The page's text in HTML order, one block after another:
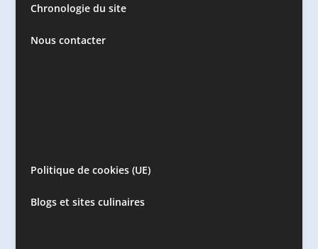
Chronologie du site
Nous contacter
Politique de cookies (UE)
Blogs et sites culinaires